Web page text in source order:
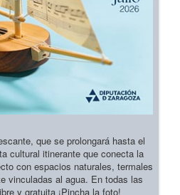
que se prolongará hasta el
cultural itinerante que conecta la
con espacios naturales, termales
vinculadas al agua. En todas las
y gratuita ¡Pincha la foto!